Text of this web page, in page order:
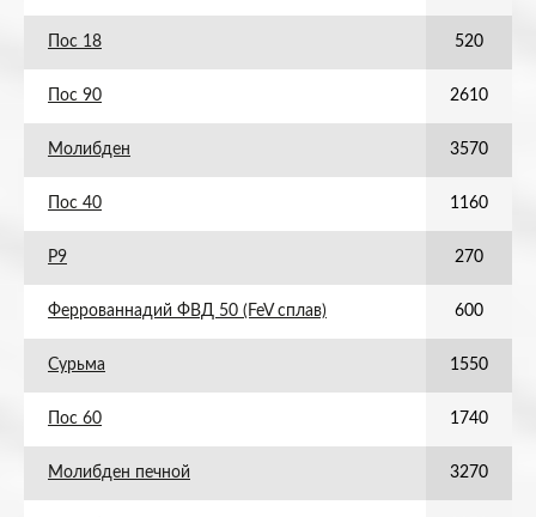
Пос 18 520
Пос 90 2610
Молибден 3570
Пос 40 1160
Р9 270
Феррованнадий ФВД 50 (FeV сплав) 600
Сурьма 1550
Пос 60 1740
Молибден печной 3270